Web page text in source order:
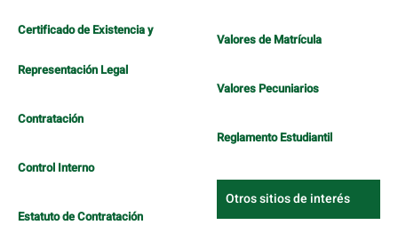
Certificado de Existencia y
Representación Legal
Contratación
Control Interno
Estatuto de Contratación
Valores de Matrícula
Valores Pecuniarios
Reglamento Estudiantil
Otros sitios de interés